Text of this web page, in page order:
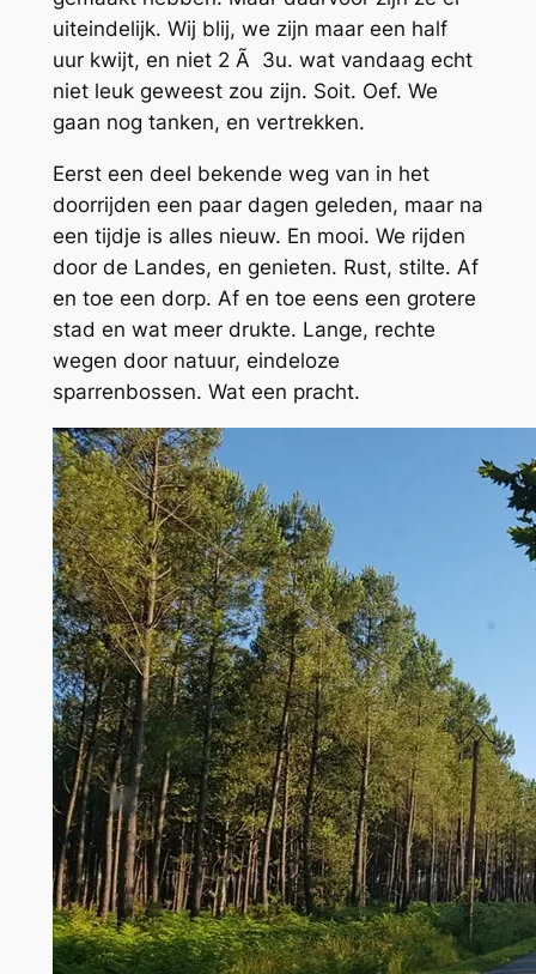
uiteindelijk. Wij blij, we zijn maar een half
uur kwijt, en niet 2 Ã 3u. wat vandaag echt
niet leuk geweest zou zijn. Soit. Oef. We
gaan nog tanken, en vertrekken.
Eerst een deel bekende weg van in het
doorrijden een paar dagen geleden, maar na
een tijdje is alles nieuw. En mooi. We rijden
door de Landes, en genieten. Rust, stilte. Af
en toe een dorp. Af en toe eens een grotere
stad en wat meer drukte. Lange, rechte
wegen door natuur, eindeloze
sparrenbossen. Wat een pracht.